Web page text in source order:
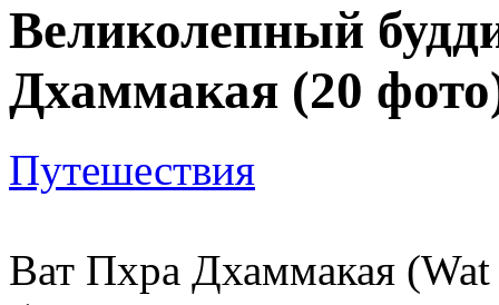
Великолепный
Дхаммакая (20
Путешествия
Ват Пхра Дхаммакая (Wat